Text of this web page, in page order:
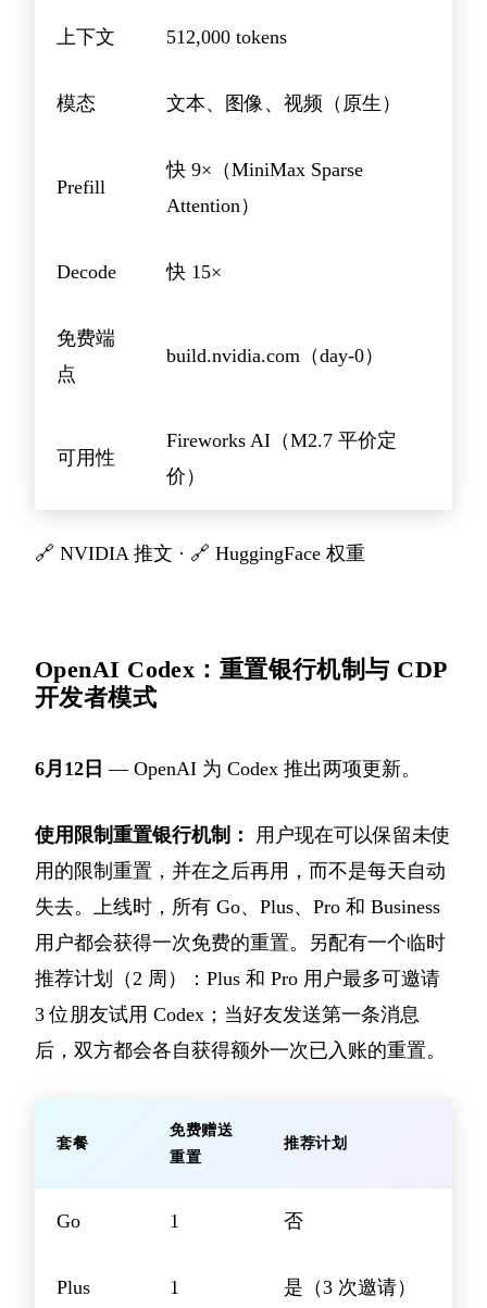
上下文 512,000 tokens
模态 文本、图像、视频（原生）
Prefill
快 9×（MiniMax Sparse
Attention）
Decode 快 15×
免费端
点
build.nvidia.com（day-0）
可用性
Fireworks AI（M2.7 平价定
价）
🔗 NVIDIA 推文 · 🔗 HuggingFace 权重
OpenAI Codex：重置银行机制与 CDP
开发者模式
6月12日 — OpenAI 为 Codex 推出两项更新。
使用限制重置银行机制：
用户现在可以保留未使
用的限制重置，并在之后再用，而不是每天自动
失去。上线时，所有 Go、Plus、Pro 和 Business
用户都会获得一次免费的重置。另配有一个临时
推荐计划（2 周）：Plus 和 Pro 用户最多可邀请
3 位朋友试用 Codex；当好友发送第一条消息
后，双方都会各自获得额外一次已入账的重置。
套餐
免费赠送
重置
推荐计划
Go 1 否
Plus 1 是（3 次邀请）